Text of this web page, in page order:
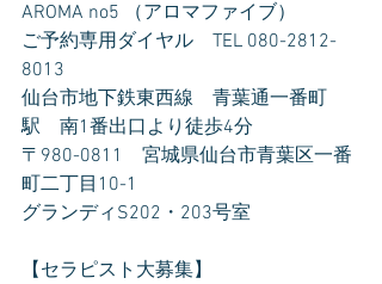
AROMA no5 （アロマファイブ）
ご予約専用ダイヤル　TEL 080-2812-
8013
仙台市地下鉄東西線　青葉通一番町
駅　南1番出口より徒歩4分
〒980-0811　宮城県仙台市青葉区一番
町二丁目10-1
グランディS202・203号室
【セラピスト大募集】